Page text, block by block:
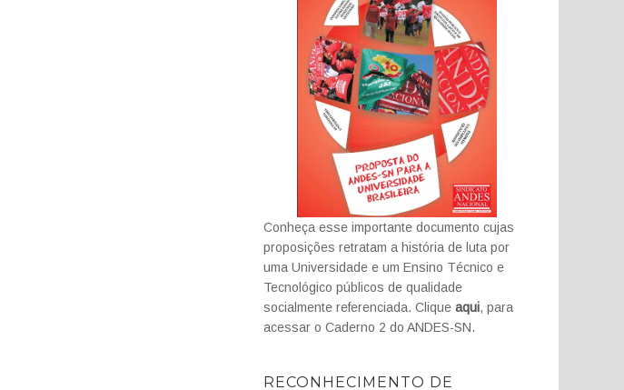
Conheça esse importante documento cujas
proposições retratam a história de luta por
uma Universidade e um Ensino Técnico e
Tecnológico públicos de qualidade
socialmente referenciada. Clique aqui, para
acessar o Caderno 2 do ANDES-SN.
RECONHECIMENTO DE